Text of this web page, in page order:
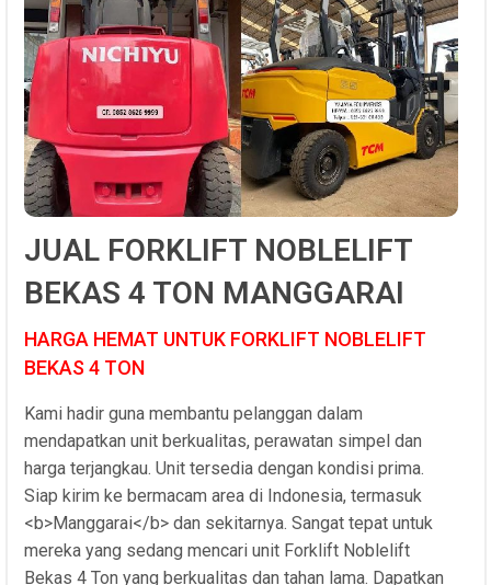
JUAL FORKLIFT NOBLELIFT
BEKAS 4 TON MANGGARAI
HARGA HEMAT UNTUK FORKLIFT NOBLELIFT
BEKAS 4 TON
Kami hadir guna membantu pelanggan dalam
mendapatkan unit berkualitas, perawatan simpel dan
harga terjangkau. Unit tersedia dengan kondisi prima.
Siap kirim ke bermacam area di Indonesia, termasuk
<b>Manggarai</b> dan sekitarnya. Sangat tepat untuk
mereka yang sedang mencari unit Forklift Noblelift
Bekas 4 Ton yang berkualitas dan tahan lama. Dapatkan